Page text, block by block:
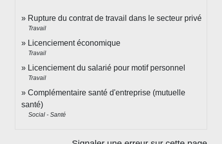
Rupture du contrat de travail dans le secteur privé
Travail
Licenciement économique
Travail
Licenciement du salarié pour motif personnel
Travail
Complémentaire santé d'entreprise (mutuelle
santé)
Social - Santé